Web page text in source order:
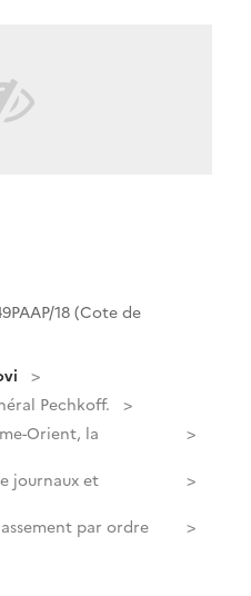
18 (Cote de
Pechkoff.
Orient, la
journaux et
par ordre